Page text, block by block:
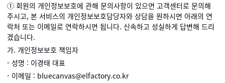
① 회원의 개인정보보호에 관해 문의사항이 있으면 고객센터로 문의해
주시고, 본 서비스의 개인정보보호담당자와 상담을 원하시면 아래의 연
락처 또는 이메일로 연락하시면 됩니다. 신속하고 성실하게 답변해 드리
겠습니다.
가. 개인정보보호 책임자
- 성명 : 이경태 대표
- 이메일 : bluecanvas@elfactory.co.kr